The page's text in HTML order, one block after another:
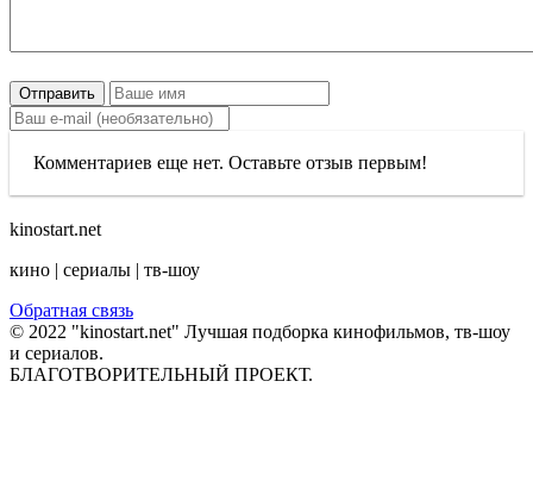
Отправить
Комментариев еще нет. Оставьте отзыв первым!
kinostart.net
кино | сериалы | тв-шоу
Обратная связь
© 2022 "kinostart.net" Лучшая подборка кинофильмов, тв-шоу
и сериалов.
БЛАГОТВОРИТЕЛЬНЫЙ ПРОЕКТ.